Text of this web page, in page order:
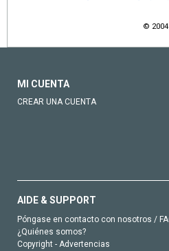
©
MI CUENTA
CREAR UNA CUENTA
AIDE & SUPPORT
Póngase en contacto con nosotros /
¿Quiénes somos?
Copyright - Advertencias